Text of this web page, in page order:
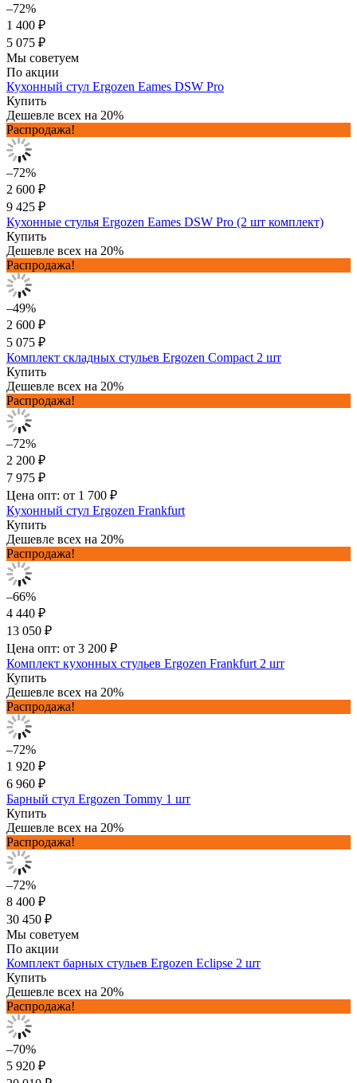
–72%
1 400 ₽
5 075 ₽
Мы советуем
По акции
Кухонный стул Ergozen Eames DSW Pro
Купить
Дешевле всех на 20%
Распродажа!
–72%
2 600 ₽
9 425 ₽
Кухонные стулья Ergozen Eames DSW Pro (2 шт комплект)
Купить
Дешевле всех на 20%
Распродажа!
–49%
2 600 ₽
5 075 ₽
Комплект складных стульев Ergozen Compact 2 шт
Купить
Дешевле всех на 20%
Распродажа!
–72%
2 200 ₽
7 975 ₽
Цена опт: от 1 700 ₽
Кухонный стул Ergozen Frankfurt
Купить
Дешевле всех на 20%
Распродажа!
–66%
4 440 ₽
13 050 ₽
Цена опт: от 3 200 ₽
Комплект кухонных стульев Ergozen Frankfurt 2 шт
Купить
Дешевле всех на 20%
Распродажа!
–72%
1 920 ₽
6 960 ₽
Барный стул Ergozen Tommy 1 шт
Купить
Дешевле всех на 20%
Распродажа!
–72%
8 400 ₽
30 450 ₽
Мы советуем
По акции
Комплект барных стульев Ergozen Eclipse 2 шт
Купить
Дешевле всех на 20%
Распродажа!
–70%
5 920 ₽